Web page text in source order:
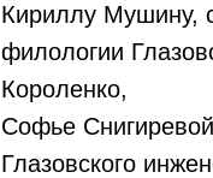
Кириллу Мушину,
филологии
Короленко,
Софье
Глазовского